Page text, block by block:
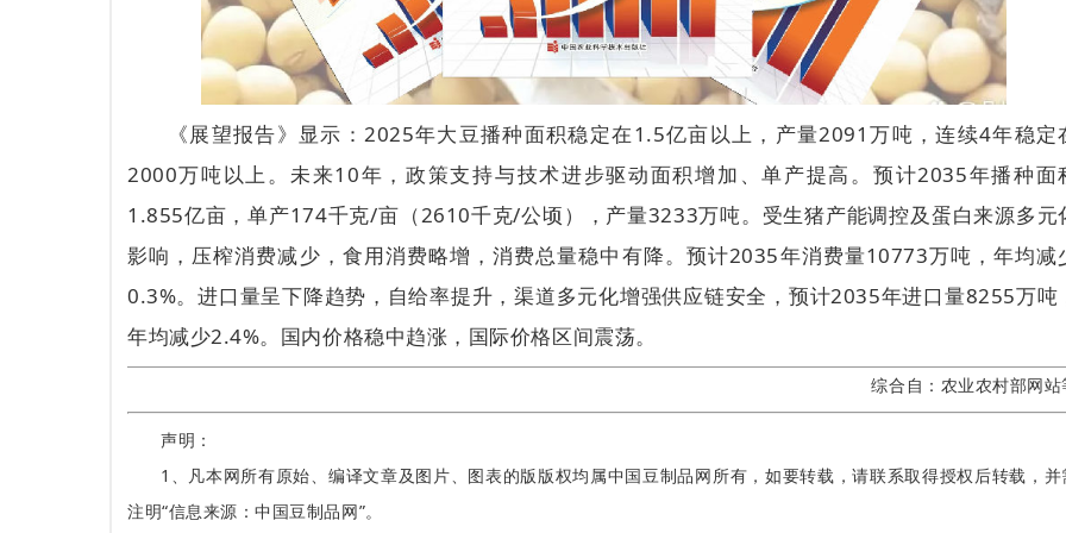
《展望报告》显示：2025年大豆播种面积稳定在1.5亿亩以上，产量2091万吨，连续4年稳定
2000万吨以上。未来10年，政策支持与技术进步驱动面积增加、单产提高。预计2035年播种面
1.855亿亩，单产174千克/亩（2610千克/公顷），产量3233万吨。受生猪产能调控及蛋白来源多元
影响，压榨消费减少，食用消费略增，消费总量稳中有降。预计2035年消费量10773万吨，年均减
0.3%。进口量呈下降趋势，自给率提升，渠道多元化增强供应链安全，预计2035年进口量8255万吨
年均减少2.4%。国内价格稳中趋涨，国际价格区间震荡。
综合自：农业农村部网站
声明：
1、凡本网所有原始、编译文章及图片、图表的版版权均属中国豆制品网所有，如要转载，请联系取得授权后转载，并
注明“信息来源：中国豆制品网”。